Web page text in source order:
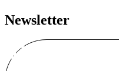
Newsletter
Alta